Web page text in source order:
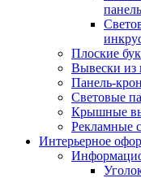
Плоские
Вывески из
Панель-
Световые
Крышные
Рекламные
Интерьерное